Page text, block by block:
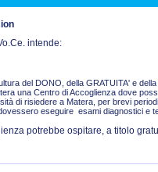
intende:
del DONO, della GRATUITA' e
una Centro di Accoglienza dove
di risiedere a Matera, per brevi
eseguire esami diagnostici e
potrebbe ospitare, a titolo